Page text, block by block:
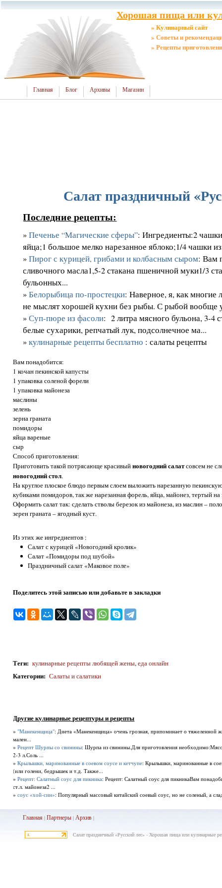
Хорошая пища или
» Кулинарный сайт
» Советы и
» Рецепты
Главная Блог Архивы Магазин
Салат праздничный
Последние рецепты:
»Печенье “Магические сферы”: Ингредиенты:2
яйца;1 большое мелко нарезанное яблоко;1/4 чашки
»Пирог с курицей, грибами и колбасным сыром: Вам
сливочного масла1,5-2 стакана пшеничной муки1/3
бульонных...
»Белорыбица по-простецки: Наверное, я, как
не мыслят хорошей кухни без рыбы. С рыбой вообще
»Суп-пюре из фасоли: 2 литра мясного бульона, 3-4
белые сухарики, репчатый лук, подсолнечное ма...
»кулинарные рецепты бесплатно : салаты рецепты
Вам понадобится:
1 кочан пекинской капусты
1 упаковка соленой форели
1 упаковка майонеза
маслины
зелень
зерна граната
помидоры
яйца вареные
сыр
Способ приготовления:
Приготовить такой потрясающе красивыйновогодний салатсовсем не
новогодний стол.
На круглое плоское блюдо первым слоем выложить нарезанную
кубиками помидоров, так же нарезанная форель, яйца, майонез, тертый
Оформить салат так: сделать стволы березок из майонеза, из маслин –
зерен граната – ягодный куст.
Из этих же ингредиентов :
Салат с курицей «Новогодний кролик»
Салат «Помидоры под шубой»
Праздничный салат «Маковое поле»
Поделитесь этой записью или добавьте в закладки
Теги: кулинарные рецепты любящей жены,еда онлайн
Категории: Салаты и салатики
Другие кулинарные рецептуры и рецепты
» "Манекенщица": Диета «Манекенщица» очень грозная, припоминает о тяжеленной
мален...
»Рецепт Шурпы со свинины: Шурпа из свинины.Для приготовления
2-3 л.Соль ...
»Крылышки, маринованные в соевом соусе и кетчупе: Крылышки, маринованные в
(или голени, бедрышек и т.д. Также...
»Рецепт: Салатный соус для пикника: Рецепт: Салатный соус для пикникаВам
ст.л. майонеза2 ...
»соус «хой-син»: Популярный массовый китайский соевый соус, но не соленый, а
Главная |Партнеры |Архив |
Салат праздничный «Русский лес» - Хорошая пища или кулинарные